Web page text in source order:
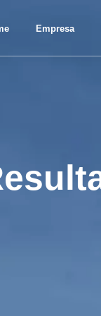
Empresa